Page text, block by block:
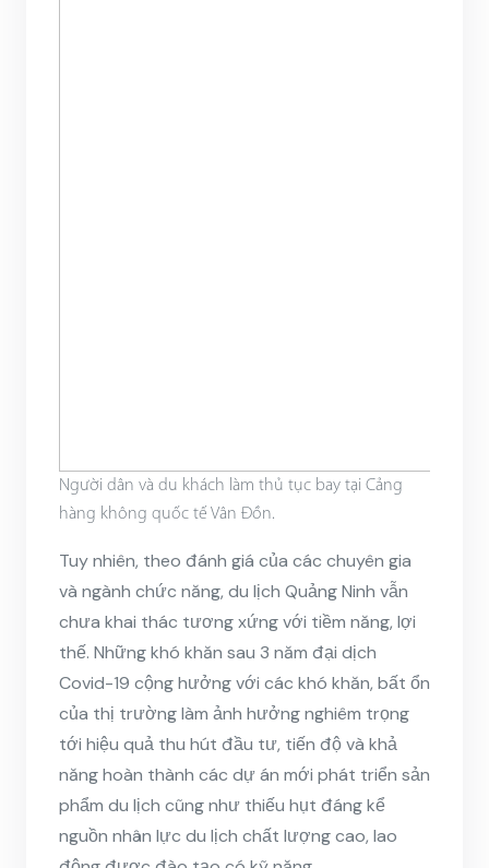
Người dân và du khách làm thủ tục bay tại Cảng
hàng không quốc tế Vân Đồn.
Tuy nhiên, theo đánh giá của các chuyên gia
và ngành chức năng, du lịch Quảng Ninh vẫn
chưa khai thác tương xứng với tiềm năng, lợi
thế. Những khó khăn sau 3 năm đại dịch
Covid-19 cộng hưởng với các khó khăn, bất ổn
của thị trường làm ảnh hưởng nghiêm trọng
tới hiệu quả thu hút đầu tư, tiến độ và khả
năng hoàn thành các dự án mới phát triển sản
phẩm du lịch cũng như thiếu hụt đáng kể
nguồn nhân lực du lịch chất lượng cao, lao